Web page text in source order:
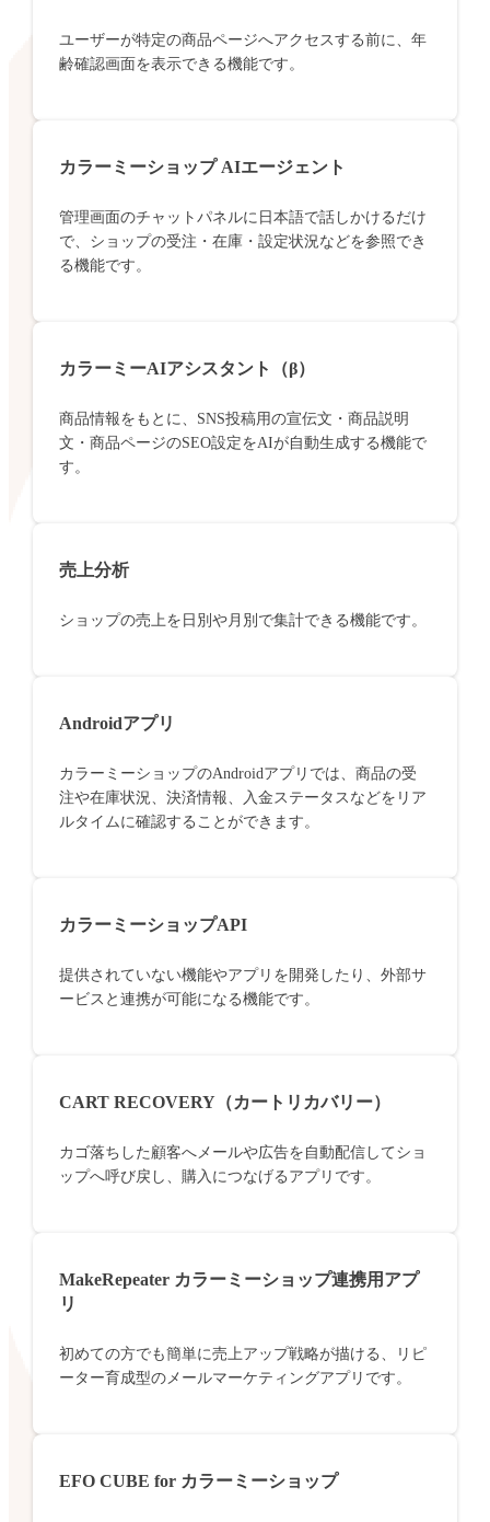
ユーザーが特定の商品ページへアクセスする前に、年
齢確認画面を表示できる機能です。
カラーミーショップ AIエージェント
管理画面のチャットパネルに日本語で話しかけるだけ
で、ショップの受注・在庫・設定状況などを参照でき
る機能です。
カラーミーAIアシスタント（β）
商品情報をもとに、SNS投稿用の宣伝文・商品説明
文・商品ページのSEO設定をAIが自動生成する機能で
す。
売上分析
ショップの売上を日別や月別で集計できる機能です。
Androidアプリ
カラーミーショップのAndroidアプリでは、商品の受
注や在庫状況、決済情報、入金ステータスなどをリア
ルタイムに確認することができます。
カラーミーショップAPI
提供されていない機能やアプリを開発したり、外部サ
ービスと連携が可能になる機能です。
CART RECOVERY（カートリカバリー）
カゴ落ちした顧客へメールや広告を自動配信してショ
ップへ呼び戻し、購入につなげるアプリです。
MakeRepeater カラーミーショップ連携用アプ
リ
初めての方でも簡単に売上アップ戦略が描ける、リピ
ーター育成型のメールマーケティングアプリです。
EFO CUBE for カラーミーショップ